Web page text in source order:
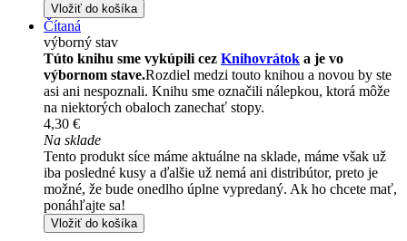
Vložiť do košíka
Čítaná
výborný stav
Túto knihu sme vykúpili cez Knihovrátok a je vo
výbornom stave.Rozdiel medzi touto knihou a novou by ste
asi ani nespoznali. Knihu sme označili nálepkou, ktorá môže
na niektorých obaloch zanechať stopy.
4,30 €
Na sklade
Tento produkt síce máme aktuálne na sklade, máme však už
iba posledné kusy a ďalšie už nemá ani distribútor, preto je
možné, že bude onedlho úplne vypredaný. Ak ho chcete mať,
ponáhľajte sa!
Vložiť do košíka